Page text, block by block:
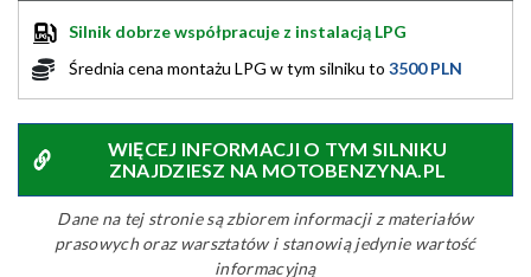
Silnik dobrze współpracuje z instalacją LPG
Średnia cena montażu LPG w tym silniku to 3500 PLN
WIĘCEJ INFORMACJI O TYM SILNIKU
ZNAJDZIESZ NA MOTOBENZYNA.PL
Dane na tej stronie są zbiorem informacji z materiałów
prasowych oraz warsztatów i stanowią jedynie wartość
informacyjną